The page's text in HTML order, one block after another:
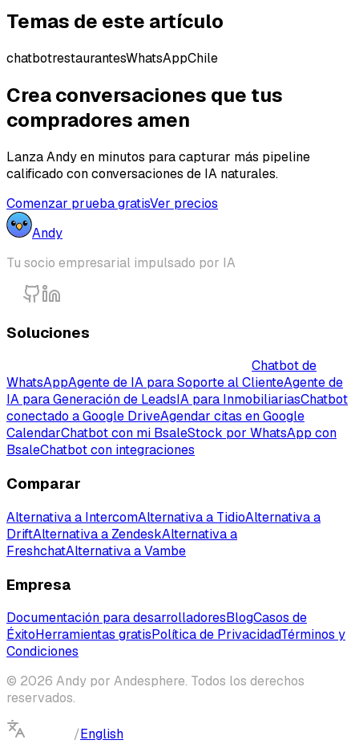
Temas de este artículo
chatbotrestaurantesWhatsAppChile
Crea conversaciones que tus
compradores amen
Lanza Andy en minutos para capturar más pipeline
calificado con conversaciones de IA naturales.
Comenzar prueba gratisVer precios
Andy
Tu socio empresarial impulsado por IA
Soluciones
Chatbot de
WhatsAppAgente de IA para Soporte al ClienteAgente de
IA para Generación de LeadsIA para InmobiliariasChatbot
conectado a Google DriveAgendar citas en Google
CalendarChatbot con mi BsaleStock por WhatsApp con
BsaleChatbot con integraciones
Comparar
Alternativa a IntercomAlternativa a TidioAlternativa a
DriftAlternativa a ZendeskAlternativa a
FreshchatAlternativa a Vambe
Empresa
Documentación para desarrolladoresBlogCasos de
ÉxitoHerramientas gratisPolítica de PrivacidadTérminos y
Condiciones
© 2026 Andy por Andesphere. Todos los derechos
reservados.
/English